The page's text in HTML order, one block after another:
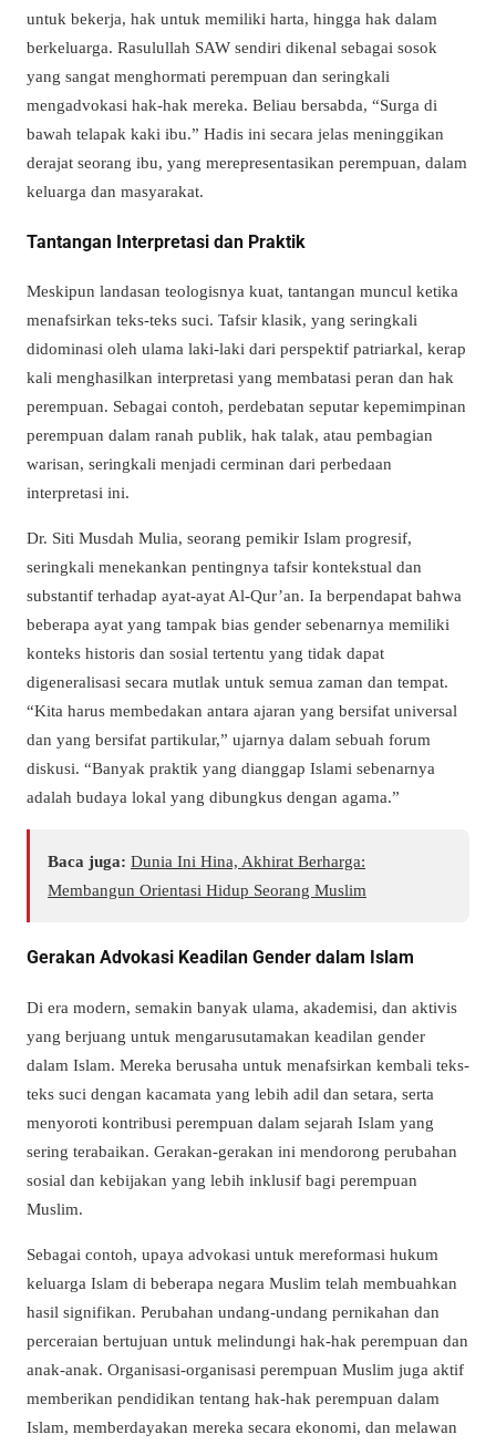
untuk bekerja, hak untuk memiliki harta, hingga hak dalam
berkeluarga. Rasulullah SAW sendiri dikenal sebagai sosok
yang sangat menghormati perempuan dan seringkali
mengadvokasi hak-hak mereka. Beliau bersabda, “Surga di
bawah telapak kaki ibu.” Hadis ini secara jelas meninggikan
derajat seorang ibu, yang merepresentasikan perempuan, dalam
keluarga dan masyarakat.
Tantangan Interpretasi dan Praktik
Meskipun landasan teologisnya kuat, tantangan muncul ketika
menafsirkan teks-teks suci. Tafsir klasik, yang seringkali
didominasi oleh ulama laki-laki dari perspektif patriarkal, kerap
kali menghasilkan interpretasi yang membatasi peran dan hak
perempuan. Sebagai contoh, perdebatan seputar kepemimpinan
perempuan dalam ranah publik, hak talak, atau pembagian
warisan, seringkali menjadi cerminan dari perbedaan
interpretasi ini.
Dr. Siti Musdah Mulia, seorang pemikir Islam progresif,
seringkali menekankan pentingnya tafsir kontekstual dan
substantif terhadap ayat-ayat Al-Qur’an. Ia berpendapat bahwa
beberapa ayat yang tampak bias gender sebenarnya memiliki
konteks historis dan sosial tertentu yang tidak dapat
digeneralisasi secara mutlak untuk semua zaman dan tempat.
“Kita harus membedakan antara ajaran yang bersifat universal
dan yang bersifat partikular,” ujarnya dalam sebuah forum
diskusi. “Banyak praktik yang dianggap Islami sebenarnya
adalah budaya lokal yang dibungkus dengan agama.”
Baca juga: Dunia Ini Hina, Akhirat Berharga:
Membangun Orientasi Hidup Seorang Muslim
Gerakan Advokasi Keadilan Gender dalam Islam
Di era modern, semakin banyak ulama, akademisi, dan aktivis
yang berjuang untuk mengarusutamakan keadilan gender
dalam Islam. Mereka berusaha untuk menafsirkan kembali teks-
teks suci dengan kacamata yang lebih adil dan setara, serta
menyoroti kontribusi perempuan dalam sejarah Islam yang
sering terabaikan. Gerakan-gerakan ini mendorong perubahan
sosial dan kebijakan yang lebih inklusif bagi perempuan
Muslim.
Sebagai contoh, upaya advokasi untuk mereformasi hukum
keluarga Islam di beberapa negara Muslim telah membuahkan
hasil signifikan. Perubahan undang-undang pernikahan dan
perceraian bertujuan untuk melindungi hak-hak perempuan dan
anak-anak. Organisasi-organisasi perempuan Muslim juga aktif
memberikan pendidikan tentang hak-hak perempuan dalam
Islam, memberdayakan mereka secara ekonomi, dan melawan